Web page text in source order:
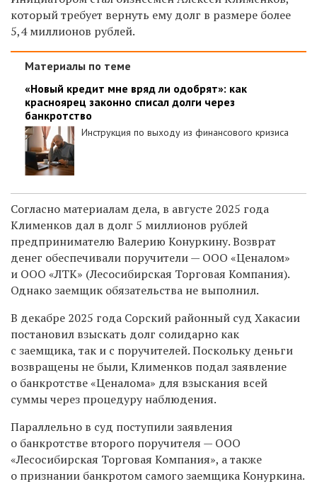
который требует вернуть ему долг в размере более
5,4 миллионов рублей.
Материалы по теме
«Новый кредит мне вряд ли одобрят»: как
красноярец законно списал долги через
банкротство
Инструкция по выходу из финансового кризиса
Согласно материалам дела, в августе 2025 года
Клименков дал в долг 5 миллионов рублей
предпринимателю Валерию Конуркину. Возврат
денег обеспечивали поручители — ООО «Ценалом»
и ООО «ЛТК» (Лесосибирская Торговая Компания).
Однако заемщик обязательства не выполнил.
В декабре 2025 года Сорский районный суд Хакасии
постановил взыскать долг солидарно как
с заемщика, так и с поручителей. Поскольку деньги
возвращены не были, Клименков подал заявление
о банкротстве «Ценалома» для взыскания всей
суммы через процедуру наблюдения.
Параллельно в суд поступили заявления
о банкротстве второго поручителя — ООО
«Лесосибирская Торговая Компания», а также
о признании банкротом самого заемщика Конуркина.